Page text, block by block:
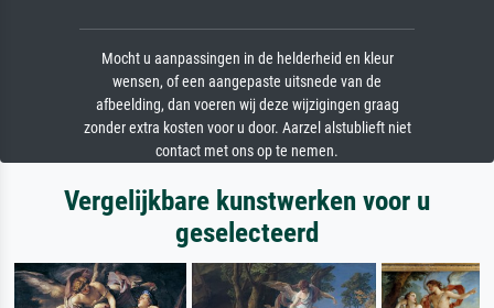
Mocht u aanpassingen in de helderheid en kleur
wensen, of een aangepaste uitsnede van de
afbeelding, dan voeren wij deze wijzigingen graag
zonder extra kosten voor u door. Aarzel alstublieft niet
contact met ons op te nemen.
Vergelijkbare kunstwerken voor u
geselecteerd